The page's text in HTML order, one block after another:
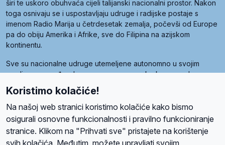
širi te uskoro obuhvaća cijeli talijanski nacionalni prostor. Nakon
toga osnivaju se i uspostavljaju udruge i radijske postaje s
imenom Radio Marija u četrdesetak zemalja, počevši od Europe
pa do obiju Amerika i Afrike, sve do Filipina na azijskom
kontinentu.
Sve su nacionalne udruge utemeljene autonomno u svojim
zemljama, a međusobna su povezane preko krovne udruge
pod nazivom Svjetska obitelj Radio Marije (World Family of
Radio Maria). Svjetsku obitelj utemeljilo je sedam članica, među
kojima je i hrvatska Udruga Radio Marija.
Koristimo kolačiće!
Na našoj web stranici koristimo kolačiće kako bismo
osigurali osnovne funkcionalnosti i pravilno funkcioniranje
stranice. Klikom na "Prihvati sve" pristajete na korištenje
svih kolačića. Međutim, možete upravljati svojim